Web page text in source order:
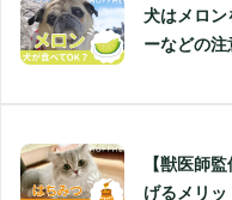
犬はメロン
ーなどの注
【獣医師
げるメリッ